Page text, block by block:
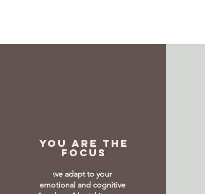
You are the
focus
we adapt to your
emotional and cognitive